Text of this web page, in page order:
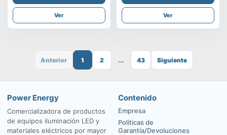
Ver Ver
Anterior 1 2 ... 43 Siguiente
Power Energy
Comercializadora de productos
de equipos iluminación LED y
materiales eléctricos por mayor
Contenido
Empresa
Políticas de
Garantía/Devoluciones